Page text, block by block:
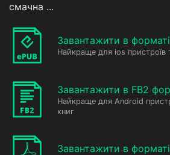
смачна ...
Завантажити в
Найкраще для ios пристроїв
Завантажити в FB2
Найкраще для Android
книг
Завантажити в